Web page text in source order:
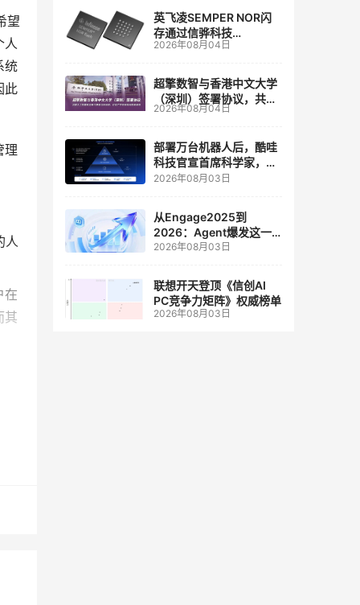
望
人
统
此
理
人
在
其
英飞凌SEMPER NOR闪
存通过信骅科技
AST2700 BMC认证，全
管理
2026年08月04日
超擎数智与香港中文大学
（深圳）签署协议，共建
人工智能和边缘计算联合
2026年08月04日
部署万台机器人后，酷哇
科技官宣首席科学家，要
让世界模型交付生产力
2026年08月03日
从Engage2025到
2026：Agent爆发这一
年，AI CRM 走到哪了
2026年08月03日
联想开天登顶《信创AI
PC竞争力矩阵》权威榜单
2026年08月03日